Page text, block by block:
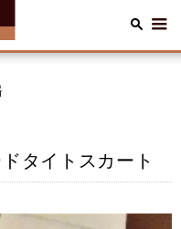
タイトスカート